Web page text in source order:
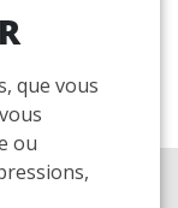
que vous
ou